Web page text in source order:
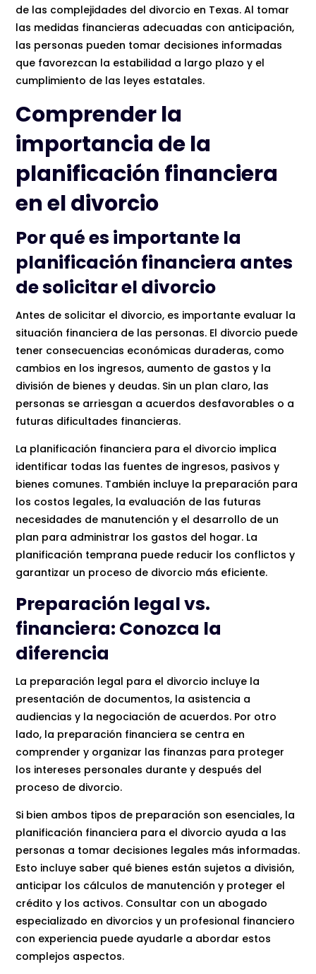
de las complejidades del divorcio en Texas. Al tomar
las medidas financieras adecuadas con anticipación,
las personas pueden tomar decisiones informadas
que favorezcan la estabilidad a largo plazo y el
cumplimiento de las leyes estatales.
Comprender la
importancia de la
planificación financiera
en el divorcio
Por qué es importante la
planificación financiera antes
de solicitar el divorcio
Antes de solicitar el divorcio, es importante evaluar la
situación financiera de las personas. El divorcio puede
tener consecuencias económicas duraderas, como
cambios en los ingresos, aumento de gastos y la
división de bienes y deudas. Sin un plan claro, las
personas se arriesgan a acuerdos desfavorables o a
futuras dificultades financieras.
La planificación financiera para el divorcio implica
identificar todas las fuentes de ingresos, pasivos y
bienes comunes. También incluye la preparación para
los costos legales, la evaluación de las futuras
necesidades de manutención y el desarrollo de un
plan para administrar los gastos del hogar. La
planificación temprana puede reducir los conflictos y
garantizar un proceso de divorcio más eficiente.
Preparación legal vs.
financiera: Conozca la
diferencia
La preparación legal para el divorcio incluye la
presentación de documentos, la asistencia a
audiencias y la negociación de acuerdos. Por otro
lado, la preparación financiera se centra en
comprender y organizar las finanzas para proteger
los intereses personales durante y después del
proceso de divorcio.
Si bien ambos tipos de preparación son esenciales, la
planificación financiera para el divorcio ayuda a las
personas a tomar decisiones legales más informadas.
Esto incluye saber qué bienes están sujetos a división,
anticipar los cálculos de manutención y proteger el
crédito y los activos. Consultar con un abogado
especializado en divorcios y un profesional financiero
con experiencia puede ayudarle a abordar estos
complejos aspectos.